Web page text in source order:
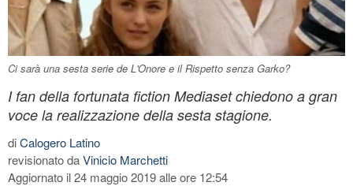
Ci sarà una sesta serie de L'Onore e il Rispetto senza Garko?
I fan della fortunata fiction Mediaset chiedono a gran
voce la realizzazione della sesta stagione.
diCalogero Latino
revisionato daVinicio Marchetti
Aggiornato il 24 maggio 2019 alle ore 12:54